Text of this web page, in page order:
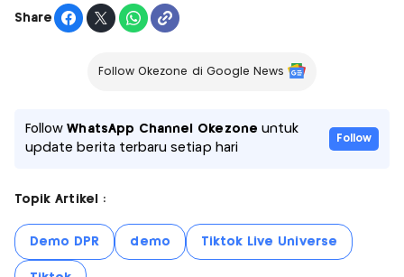
Share
Follow Okezone di Google News
FollowWhatsApp Channel Okezone untuk
update berita terbaru setiap hari
Follow
Topik Artikel :
Demo DPR demo Tiktok Live Universe